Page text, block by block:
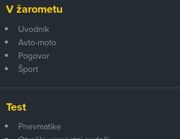
V žarometu
Uvodnik
Avto-moto
Pogovor
Šport
Test
Pnevmatike